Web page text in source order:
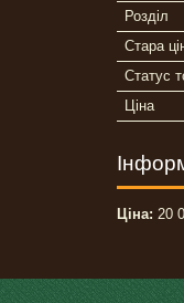
Розділ
Стара
Статус
Ціна
Ціна: 20